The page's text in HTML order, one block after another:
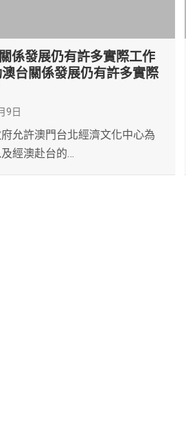
係發展仍有許多實際工作
台關係發展仍有許多實際
9日
允許澳門台北經濟文化中心為
經澳赴台的…